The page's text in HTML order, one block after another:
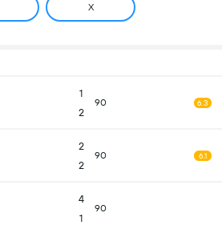
X
1
2
90 6.3
2
2
90 6.1
4
1
90